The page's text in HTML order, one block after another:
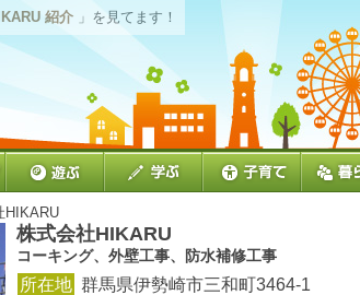
紹介 」を見てます！
HIKARU
株式会社HIKARU
コーキング、外壁工事、防水補修工事
所在地 群馬県伊勢崎市三和町3464-1